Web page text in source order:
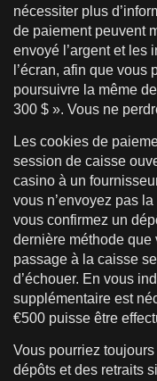
nécessiter plus
de paiement peuvent
envoyé l’argent et les
l’écran, afin que
poursuivre la même
300 $ ». Vous ne
Les cookies de
session de caisse
casino à un
vous n’envoyez pas
vous confirmez un
dernière méthode que
passage à la caisse
d’échouer. En vous
supplémentaire est
€500 puisse être
Vous pourriez
dépôts et des retraits